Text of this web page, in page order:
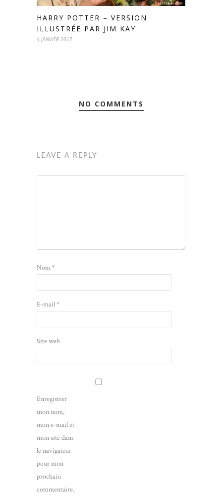
HARRY POTTER – VERSION
ILLUSTRÉE PAR JIM KAY
4 JANVIER 2017
NO COMMENTS
LEAVE A REPLY
Nom*
E-mail*
Site web
Enregistrer
mon nom,
mon e-mail et
mon site dans
le navigateur
pour mon
prochain
commentaire.